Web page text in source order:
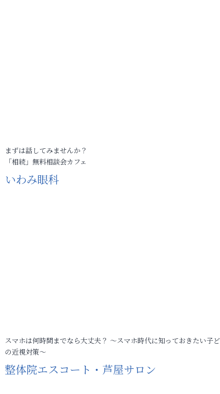
まずは話してみませんか？
「相続」無料相談会カフェ
いわみ眼科
スマホは何時間までなら大丈夫？ ～スマホ時代に知っておきたい子
の近視対策～
整体院エスコート・芦屋サロン